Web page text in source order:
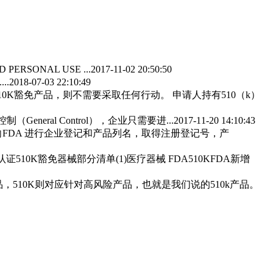
PERSONAL USE ...2017-11-02 20:50:50
2018-07-03 22:10:49
豁免产品，则不需要采取任何行动。 申请人持有510（k）
制（General Control），企业只需要进...2017-11-20 14:10:43
进行企业登记和产品列名，取得注册登记号，产
证510K豁免器械部分清单(1)医疗器械 FDA510KFDA新增
，510K则对应针对高风险产品，也就是我们说的510k产品。